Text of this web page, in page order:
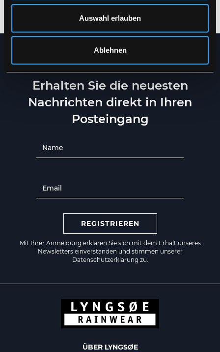
Auswahl erlauben
Ablehnen
XXS - 4XL XXS - 4XL
NEWSLETTER
Erhalten Sie die neuesten
Nachrichten direkt in Ihren
Posteingang
REGISTRIEREN
Mit Ihrer Anmeldung erklären Sie sich mit dem Erhalt unseres
Newsletters einverstanden und stimmen unserer
Datenschutzerklärung zu.
ÜBER LYNGSØE